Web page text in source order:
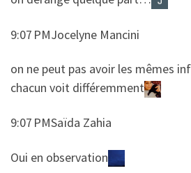
9:07 PMJocelyne Mancini
​​on ne peut pas avoir les mêmes
chacun voit différemment
9:07 PMSaïda Zahia
​​Oui en observation